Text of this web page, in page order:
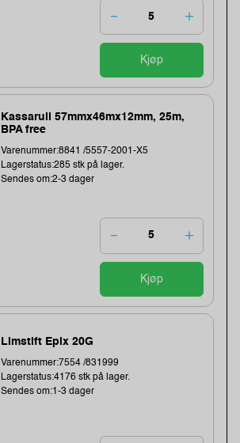
Kjøp
Kassarull 57mmx46mx12mm, 25m,
BPA free
Varenummer:8841 /5557-2001-X5
Lagerstatus:285 stk på lager.
Sendes om:2-3 dager
Kjøp
Limstift Epix 20G
Varenummer:7554 /831999
Lagerstatus:4176 stk på lager.
Sendes om:1-3 dager